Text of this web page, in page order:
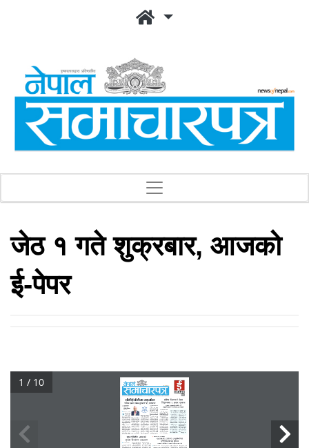
जेठ १ गते शुक्रबार, आजको
ई-पेपर
1 / 10